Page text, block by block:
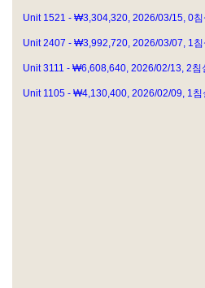
Unit 1521 - ₩3,304,320, 2026/03/15, 0침
Unit 2407 - ₩3,992,720, 2026/03/07, 1침
Unit 3111 - ₩6,608,640, 2026/02/13, 2침
Unit 1105 - ₩4,130,400, 2026/02/09, 1침